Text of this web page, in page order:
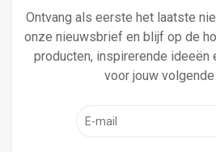
Ontvang als eerste het laatste
onze nieuwsbrief en blijf op de
producten, inspirerende ideeën
voor jouw